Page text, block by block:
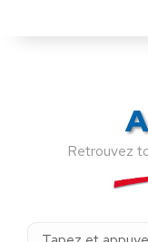
Retrouvez
Recherche